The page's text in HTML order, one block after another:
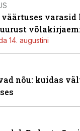
14. augustini
nõu: kuidas